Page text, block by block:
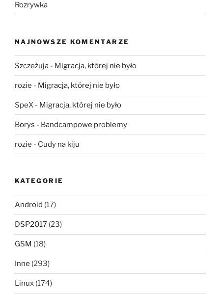
Rozrywka
NAJNOWSZE KOMENTARZE
Szczeżuja - Migracja, której nie było
rozie - Migracja, której nie było
SpeX - Migracja, której nie było
Borys - Bandcampowe problemy
rozie - Cudy na kiju
KATEGORIE
Android (17)
DSP2017 (23)
GSM (18)
Inne (293)
Linux (174)